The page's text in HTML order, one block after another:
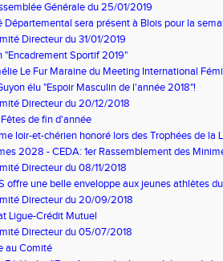
Générale du 25/01/2019
Départemental sera présent à Blois pour la
Directeur du 31/01/2019
"Encadrement Sportif 2019"
Le Fur Maraine du Meeting International
élu "Espoir Masculin de l'année 2018"!
Directeur du 20/12/2018
de fin d'année
loir-et-chérien honoré lors des Trophées de la
2028 - CEDA: 1er Rassemblement des
Directeur du 08/11/2018
offre une belle enveloppe aux jeunes athlètes du
Directeur du 20/09/2018
Ligue-Crédit Mutuel
Directeur du 05/07/2018
au Comité